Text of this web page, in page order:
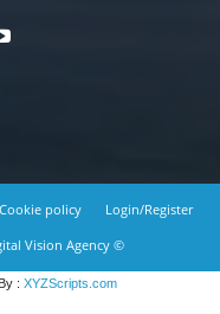
Cookie policy
Login/Register
Vision Agency ©
: XYZScripts.com